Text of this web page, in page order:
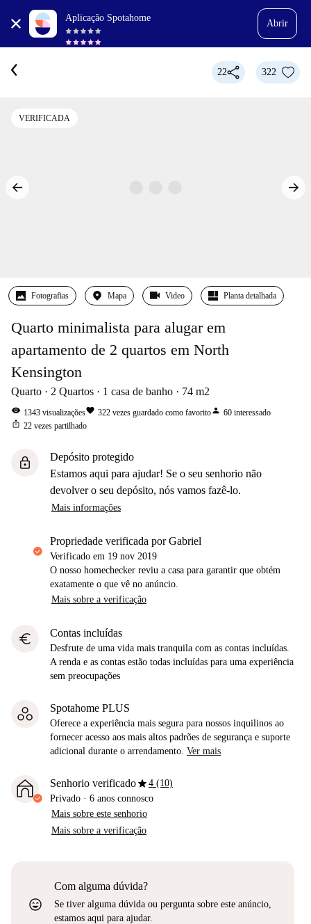
Aplicação Spotahome
Abrir
22 322
VERIFICADA
Fotografias Mapa Video Planta detalhada
Quarto minimalista para alugar em
apartamento de 2 quartos em North
Kensington
Quarto 2 Quartos 1 casa de banho 74 m2
visibility 1343 visualizaçõesfavorite 322 vezes guardado como favoritoperson 60 interessado
ios_share 22 vezes partilhado
lock
Depósito protegido
Estamos aqui para ajudar! Se o seu senhorio não
devolver o seu depósito, nós vamos fazê-lo.
Mais informações
propriedade verificada por Gabriel
Verificado em 19 nov 2019
O nosso homechecker reviu a casa para garantir que obtém
exatamente o que vê no anúncio.
Mais sobre a verificação
euro Contas incluídas
Desfrute de uma vida mais tranquila com as contas incluídas.
A renda e as contas estão todas incluídas para uma experiência
sem preocupações
Spotahome PLUS
Oferece a experiência mais segura para nossos inquilinos ao
fornecer acesso aos mais altos padrões de segurança e suporte
adicional durante o arrendamento. Ver mais
Senhorio verificadostar4 (10)
Privado · 6 anos connosco
Mais sobre este senhorio
Mais sobre a verificação
sentiment_very_satisfied
Com alguma dúvida?
Se tiver alguma dúvida ou pergunta sobre este anúncio,
estamos aqui para ajudar.